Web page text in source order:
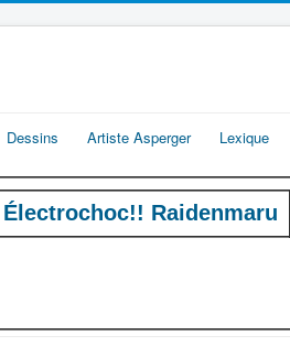
Dessins Artiste Asperger Lexique
Raidenmaru